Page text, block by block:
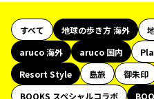
すべて 地球の歩き方 海外
aruco 海外
aruco 国内
Resort Style
島旅 御朱印
BOOKS スペシャルコラボ